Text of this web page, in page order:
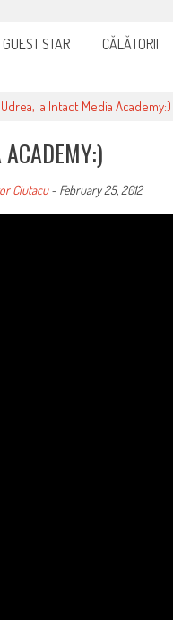
GUEST STAR CĂLĂTORII
la Intact Media Academy:)
Ciutacu- February 25, 2012